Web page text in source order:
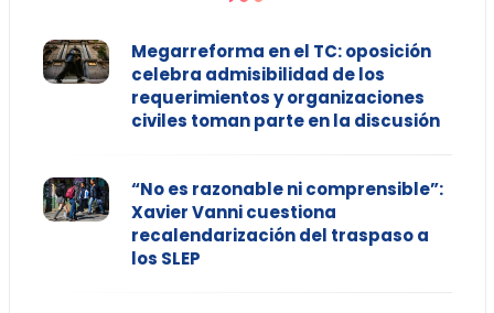
Megarreforma en el TC: oposición
celebra admisibilidad de los
requerimientos y organizaciones
civiles toman parte en la discusión
“No es razonable ni comprensible”:
Xavier Vanni cuestiona
recalendarización del traspaso a
los SLEP